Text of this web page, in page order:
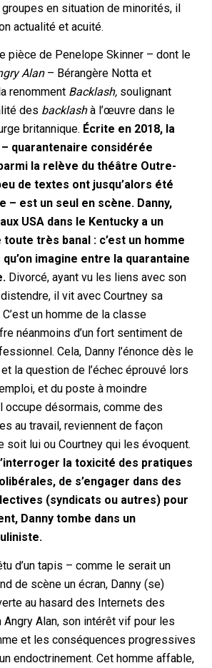
en situation de minorités, il
actualité et acuité.
pièce de Penelope Skinner – dont le
Alan– Bérangère Notta et
renomment Backlash, soulignant
des backlashà l’œuvre dans le
britannique. Écrite en 2018, la
quarantenaire considérée
la relève du théâtre Outre-
de textes ont jusqu’alors été
– est un seul en scène. Danny,
USA dans le Kentucky a un
très banal : c’est un homme
imagine entre la quarantaine
Divorcé, ayant vu les liens avec son
il vit avec Courtney sa
un homme de la classe
néanmoins d’un fort sentiment de
Cela, Danny l’énonce dès le
la question de l’échec éprouvé lors
et du poste à moindre
occupe désormais, comme des
au travail, reviennent de façon
soit lui ou Courtney qui les évoquent.
la toxicité des pratiques
de s’engager dans des
(syndicats ou autres) pour
Danny tombe dans un
d’un tapis – comme le serait un
de scène un écran, Danny (se)
au hasard des Internets des
Angry Alan, son intérêt vif pour les
et les conséquences progressives
endoctrinement. Cet homme affable,